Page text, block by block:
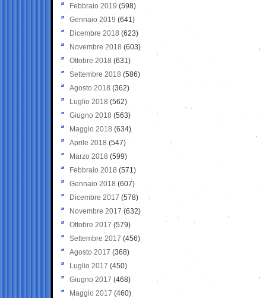
Febbraio 2019 (598)
Gennaio 2019 (641)
Dicembre 2018 (623)
Novembre 2018 (603)
Ottobre 2018 (631)
Settembre 2018 (586)
Agosto 2018 (362)
Luglio 2018 (562)
Giugno 2018 (563)
Maggio 2018 (634)
Aprile 2018 (547)
Marzo 2018 (599)
Febbraio 2018 (571)
Gennaio 2018 (607)
Dicembre 2017 (578)
Novembre 2017 (632)
Ottobre 2017 (579)
Settembre 2017 (456)
Agosto 2017 (368)
Luglio 2017 (450)
Giugno 2017 (468)
Maggio 2017 (460)